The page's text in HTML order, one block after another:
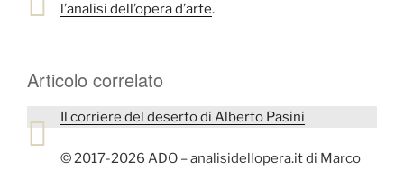
l’analisi dell’opera d’arte.
Articolo correlato
Il corriere del deserto di Alberto Pasini
© 2017-2026 ADO – analisidellopera.it di Marco